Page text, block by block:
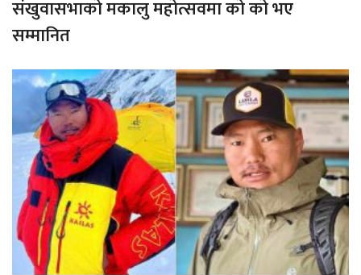
संखुवासभाको मकालु महोत्सवमा को को भए
सम्मानित